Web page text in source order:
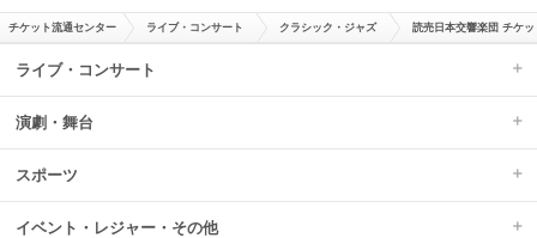
チケット流通センター ライブ・コンサート クラシック・ジャズ 読売日本交響楽団 チケッ
ライブ・コンサート
演劇・舞台
スポーツ
イベント・レジャー・その他